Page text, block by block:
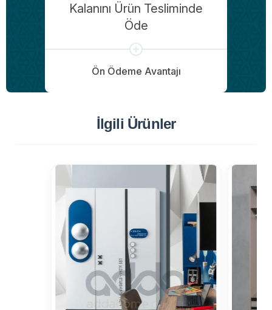
Kalanını Ürün Tesliminde
Öde
Ön Ödeme Avantajı
İlgili Ürünler